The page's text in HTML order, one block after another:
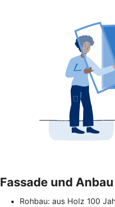
Fassade und Anbau
Rohbau: aus Holz 100